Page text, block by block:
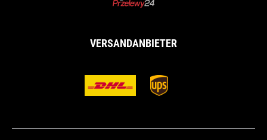
VERSANDANBIETER